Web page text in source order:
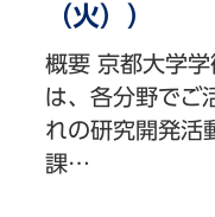
（火））
概要 京都大学学
は、各分野でご
れの研究開発活
課…